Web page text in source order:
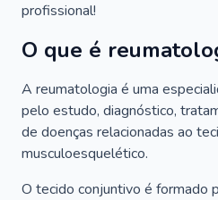
profissional!
O que é
A reumatologia é uma
pelo estudo, diagnóstico,
de doenças relacionadas ao
musculoesquelético.
O tecido conjuntivo é formado